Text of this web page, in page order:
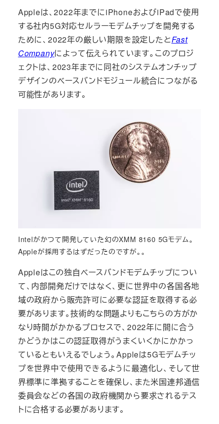
Appleは、2022年までにiPhoneおよびiPadで使用
する社内5G対応セルラーモデムチップを開発する
ために、2022年の厳しい期限を設定したとFast
Companyによって伝えられています。このプロジ
ェクトは、2023年までに同社のシステムオンチップ
デザインのベースバンドモジュール統合につながる
可能性があります。
Intelがかつて開発していた幻のXMM 8160 5Gモデム。
Appleが採用するはずだったのですが。。
Appleはこの独自ベースバンドモデムチップについ
て、内部開発だけではなく、更に世界中の各国各地
域の政府から販売許可に必要な認証を取得する必
要があります。技術的な問題よりもこちらの方がか
なり時間がかかるプロセスで、2022年に間に合う
かどうかはこの認証取得がうまくいくかにかかっ
ているともいえるでしょう。Appleは5Gモデムチッ
プを世界中で使用できるように最適化し、そして世
界標準に準拠することを確保し、また米国連邦通信
委員会などの各国の政府機関から要求されるテス
トに合格する必要があります。